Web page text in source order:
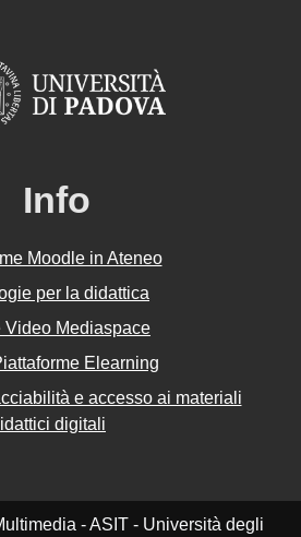
Info
Moodle in Ateneo
per la didattica
Video Mediaspace
Elearning
e accesso ai materiali
digitali
- ASIT - Università degli